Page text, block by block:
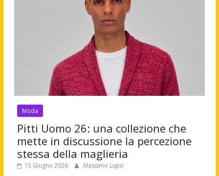
Moda
Pitti Uomo 26: una collezione che
mette in discussione la percezione
stessa della maglieria
15 Giugno 2026 Massimo Lupo